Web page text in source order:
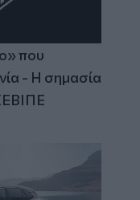
που
- Η σημασία